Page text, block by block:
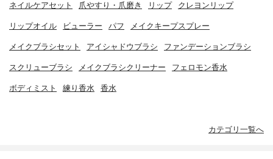
ネイルケアセット 爪やすり・爪磨き リップ クレヨンリップ
リップオイル ビューラー パフ メイクキープスプレー
メイクブラシセット アイシャドウブラシ ファンデーションブラシ
スクリューブラシ メイクブラシクリーナー フェロモン香水
ボディミスト 練り香水 香水
カテゴリ一覧へ